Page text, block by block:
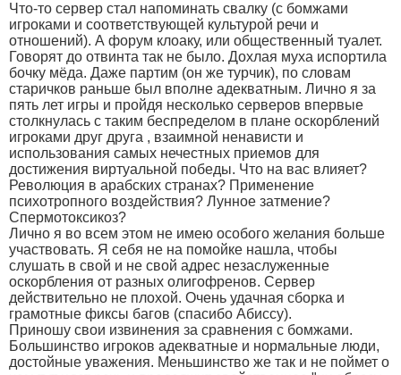
Что-то сервер стал напоминать свалку (с бомжами
игроками и соответствующей культурой речи и
отношений). А форум клоаку, или общественный туалет.
Говорят до отвинта так не было. Дохлая муха испортила
бочку мёда. Даже партим (он же турчик), по словам
старичков раньше был вполне адекватным. Лично я за
пять лет игры и пройдя несколько серверов впервые
столкнулась с таким беспределом в плане оскорблений
игроками друг друга , взаимной ненависти и
использования самых нечестных приемов для
достижения виртуальной победы. Что на вас влияет?
Революция в арабских странах? Применение
психотропного воздействия? Лунное затмение?
Спермотоксикоз?
Лично я во всем этом не имею особого желания больше
участвовать. Я себя не на помойке нашла, чтобы
слушать в свой и не свой адрес незаслуженные
оскорбления от разных олигофренов. Сервер
действительно не плохой. Очень удачная сборка и
грамотные фиксы багов (спасибо Абиссу).
Приношу свои извинения за сравнения с бомжами.
Большинство игроков адекватные и нормальные люди,
достойные уважения. Меньшинство же так и не поймет о